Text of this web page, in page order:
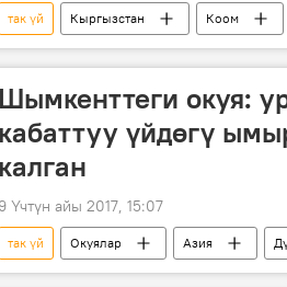
так үй Кыргызстан Коом
Дача айылындагы авиакырсыктын
Шымкенттеги окуя:
кабаттуу үйдөгү
калган
9 Үчтүн айы 2017, 15:07
так үй Окуялар Азия
Шымкент
бешик